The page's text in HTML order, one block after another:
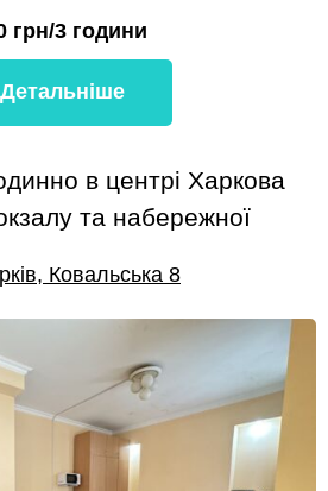
грн/3 години
Детальніше
в центрі Харкова
та набережної
Ковальська 8